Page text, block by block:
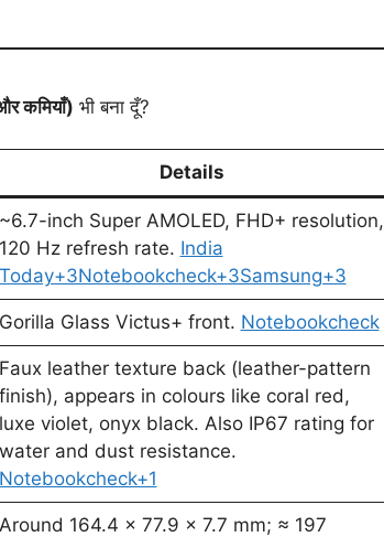
कमियाँ) भी बना दूँ?
Details
~6.7-inch Super AMOLED, FHD+ resolution,
120 Hz refresh rate. India
Today+3Notebookcheck+3Samsung+3
Gorilla Glass Victus+ front. Notebookcheck
Faux leather texture back (leather-pattern
finish), appears in colours like coral red,
luxe violet, onyx black. Also IP67 rating for
water and dust resistance.
Notebookcheck+1
Around 164.4 × 77.9 × 7.7 mm; ≈ 197